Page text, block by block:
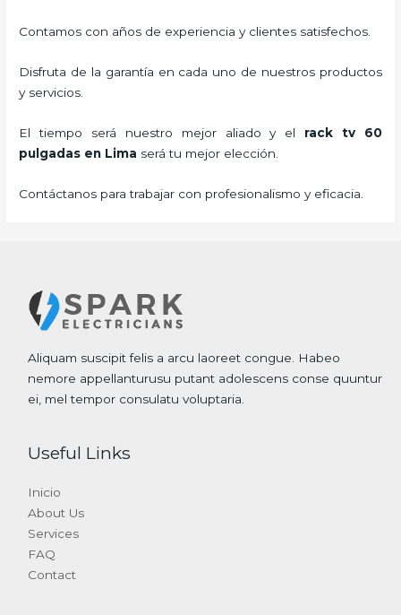
Contamos con años de experiencia y clientes satisfechos.
Disfruta de la garantía en cada uno de nuestros productos
y servicios.
El tiempo será nuestro mejor aliado y el rack tv 60
pulgadas en Lima será tu mejor elección.
Contáctanos para trabajar con profesionalismo y eficacia.
Aliquam suscipit felis a arcu laoreet congue. Habeo
nemore appellanturusu putant adolescens conse quuntur
ei, mel tempor consulatu voluptaria.
Useful Links
Inicio
About Us
Services
FAQ
Contact